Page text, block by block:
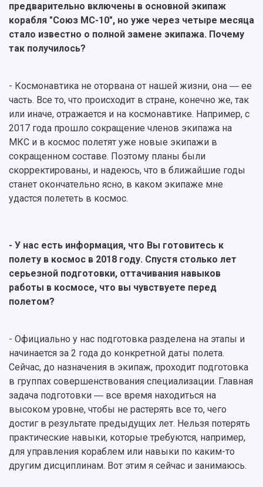
предварительно включены в основной экипаж
корабля "Союз МС-10", но уже через четыре месяца
стало известно о полной замене экипажа. Почему
так получилось?
- Космонавтика не оторвана от нашей жизни, она ― ее
часть. Все то, что происходит в стране, конечно же, так
или иначе, отражается и на космонавтике. Например, с
2017 года прошло сокращение членов экипажа на
МКС и в космос полетят уже новые экипажи в
сокращенном составе. Поэтому планы были
скорректированы, и надеюсь, что в ближайшие годы
станет окончательно ясно, в каком экипаже мне
удастся полететь в космос.
- У нас есть информация, что Вы готовитесь к
полету в космос в 2018 году. Спустя столько лет
серьезной подготовки, оттачивания навыков
работы в космосе, что вы чувствуете перед
полетом?
- Официально у нас подготовка разделена на этапы и
начинается за 2 года до конкретной даты полета.
Сейчас, до назначения в экипаж, проходит подготовка
в группах совершенствования специализации. Главная
задача подготовки ― все время находиться на
высоком уровне, чтобы не растерять все то, чего
достиг в результате предыдущих лет. Нельзя потерять
практические навыки, которые требуются, например,
для управления кораблем или навыки по каким-то
другим дисциплинам. Вот этим я сейчас и занимаюсь.